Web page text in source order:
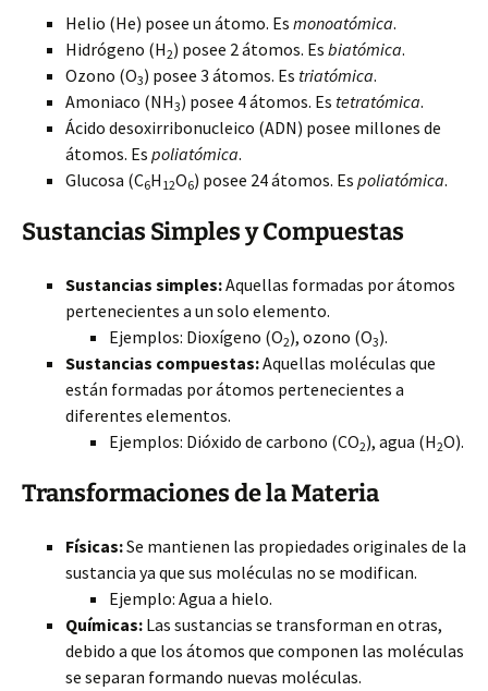
Helio (He) posee un átomo. Es monoatómica.
Hidrógeno (H2) posee 2 átomos. Es biatómica.
Ozono (O3) posee 3 átomos. Es triatómica.
Amoniaco (NH3) posee 4 átomos. Es tetratómica.
Ácido desoxirribonucleico (ADN) posee millones de
átomos. Es poliatómica.
Glucosa (C6H 12O6) posee 24 átomos. Es poliatómica.
Sustancias Simples y Compuestas
Sustancias simples:Aquellas formadas por átomos
pertenecientes a un solo elemento.
Ejemplos: Dioxígeno (O2), ozono (O3).
Sustancias compuestas:Aquellas moléculas que
están formadas por átomos pertenecientes a
diferentes elementos.
Ejemplos: Dióxido de carbono (CO2), agua (H2O).
Transformaciones de la Materia
Físicas:Se mantienen las propiedades originales de la
sustancia ya que sus moléculas no se modifican.
Ejemplo: Agua a hielo.
Químicas: Las sustancias se transforman en otras,
debido a que los átomos que componen las moléculas
se separan formando nuevas moléculas.